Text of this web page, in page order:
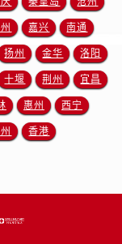
广东省佛山市禅城区季华五路57号万科金融中心C座12层1205室天梭售后服务中心（需提前预约）
广东省东莞市东城街道鸿福东路1号民盈国贸中心T1写字楼9层907室天梭售后服务中心（需提前预约）
江苏省无锡市梁溪区人民中路139号恒隆广场写字楼1座11层1104室天梭售后服务中心（需提前预约）
江苏省南通市崇川区工农路57号圆融广场写字楼16层1603室天梭售后服务中心（需提前预约）
江苏省苏州市苏州工业园区 星港街199号苏州中心办公楼C座22层08室天梭售后服务中心（需提前预约）
嘉兴 南通
扬州 金华 洛阳
十堰 荆州 宜昌
惠州 西宁
香港